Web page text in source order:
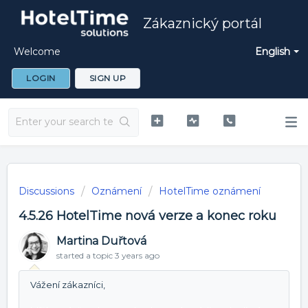
Zákaznický portál
English
Welcome
LOGIN SIGN UP
Discussions Oznámení HotelTime oznámení
4.5.26 HotelTime nová verze a konec roku
Martina Duřtová
started a topic 3 years ago
Vážení zákazníci,